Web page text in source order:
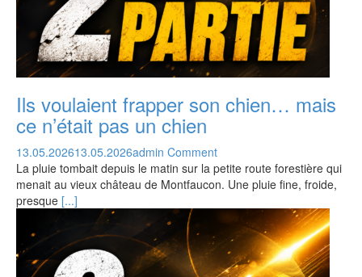
Ils voulaient frapper son chien… mais
ce n’était pas un chien
13.05.202613.05.2026admin Comment
La pluie tombait depuis le matin sur la petite route forestière qui
menait au vieux château de Montfaucon. Une pluie fine, froide,
presque [...]